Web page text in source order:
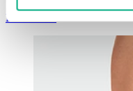
Learn more